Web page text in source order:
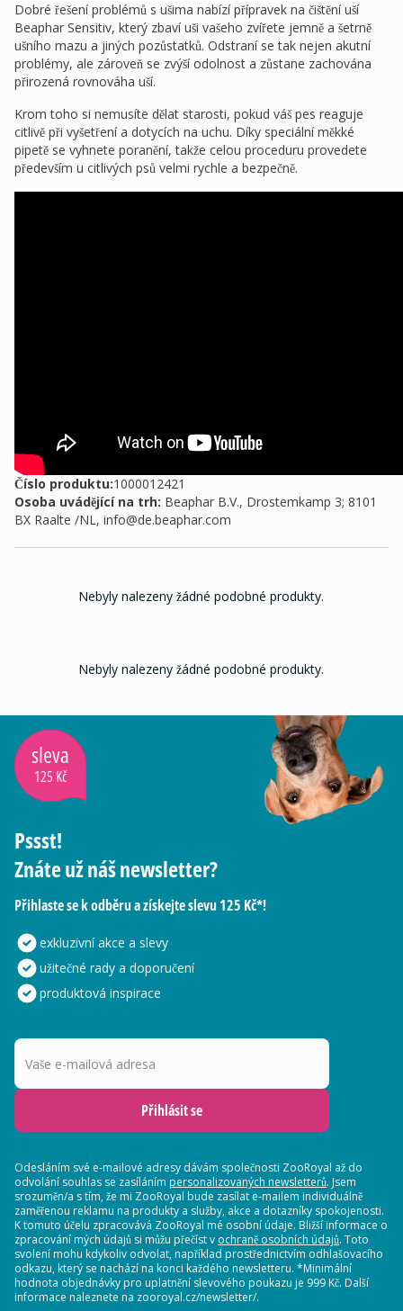
Dobré řešení problémů s ušima nabízí přípravek na čištění uší
Beaphar Sensitiv, který zbaví uši vašeho zvířete jemně a šetrně
ušního mazu a jiných pozůstatků. Odstraní se tak nejen akutní
problémy, ale zároveň se zvýší odolnost a zůstane zachována
přirozená rovnováha uší.
Krom toho si nemusíte dělat starosti, pokud váš pes reaguje
citlivě při vyšetření a dotycích na uchu. Díky speciální měkké
pipetě se vyhnete poranění, takže celou proceduru provedete
především u citlivých psů velmi rychle a bezpečně.
Číslo produktu:1000012421
Osoba uvádějící na trh: Beaphar B.V., Drostemkamp 3; 8101
BX Raalte /NL, info@de.beaphar.com
Nebyly nalezeny žádné podobné produkty.
Nebyly nalezeny žádné podobné produkty.
sleva
125 Kč
Pssst!
Znáte už náš newsletter?
Přihlaste se k odběru a získejte slevu 125 Kč*!
exkluzivní akce a slevy
užitečné rady a doporučení
produktová inspirace
Vaše e-mailová adresa
Přihlásit se
Odesláním své e-mailové adresy dávám společnosti ZooRoyal až do
odvolání souhlas se zasíláním personalizovaných newsletterů. Jsem
srozuměn/a s tím, že mi ZooRoyal bude zasílat e-mailem individuálně
zaměřenou reklamu na produkty a služby, akce a dotazníky spokojenosti.
K tomuto účelu zpracovává ZooRoyal mé osobní údaje. Bližší informace o
zpracování mých údajů si můžu přečíst v ochraně osobních údajů. Toto
svolení mohu kdykoliv odvolat, například prostřednictvím odhlašovacího
odkazu, který se nachází na konci každého newsletteru. *Minimální
hodnota objednávky pro uplatnění slevového poukazu je 999 Kč. Další
informace naleznete na zooroyal.cz/newsletter/.